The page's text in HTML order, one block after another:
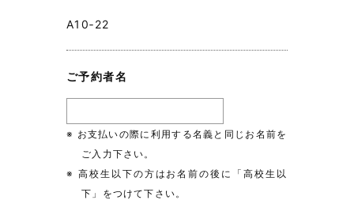
A10‐22
ご予約者名
※ お支払いの際に利用する名義と同じお名前を
ご入力下さい。
※ 高校生以下の方はお名前の後に「高校生以
下」をつけて下さい。